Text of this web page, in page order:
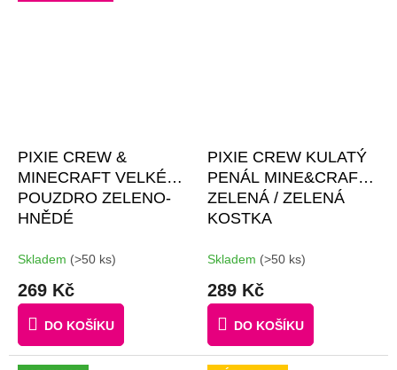
PIXIE CREW &
MINECRAFT VELKÉ
POUZDRO ZELENO-
HNĚDÉ
Skladem (>50 ks)
269 Kč
DO KOŠÍKU
PIXIE CREW KULATÝ
PENÁL MINE&CRAFT
ZELENÁ / ZELENÁ
KOSTKA
Skladem (>50 ks)
289 Kč
DO KOŠÍKU